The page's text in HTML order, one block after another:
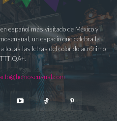
español más visitado de México y
un espacio que celebra la
todas las letras del colorido acrónimo